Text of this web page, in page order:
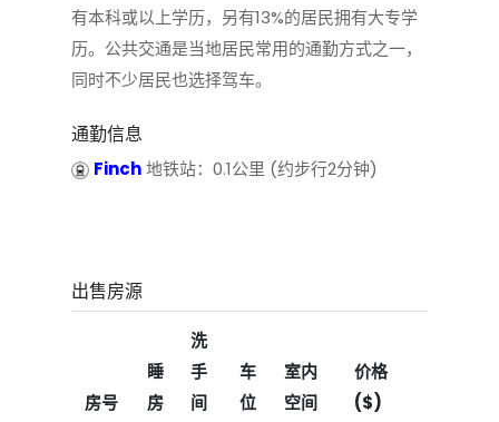
有本科或以上学历，另有13%的居民拥有大专学
历。公共交通是当地居民常用的通勤方式之一，
同时不少居民也选择驾车。
通勤信息
Finch地铁站：0.1公里 (约步行2分钟)
出售房源
房号
睡
房
洗
手
间
车
位
室内
空间
价格
($)